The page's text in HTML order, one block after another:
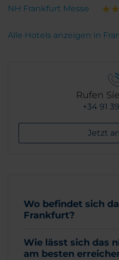
NH Frankfurt Messe
Alle Hotels anzeigen in
Rufen
+34 91
Jetzt
Wo befindet sich
Frankfurt?
Wie lässt sich das
am besten